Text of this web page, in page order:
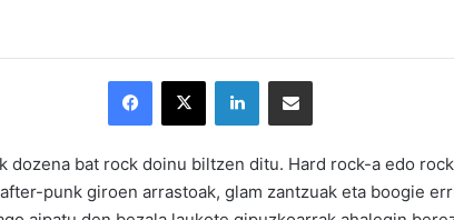
dozena bat rock doinu biltzen ditu. Hard rock-a edo
punk giroen arrastoak, glam zantzuak eta boogie